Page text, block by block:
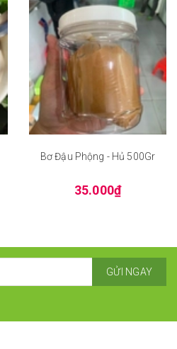
Bơ Đậu Phộng - Hủ 500Gr
35.000₫
GỬI NGAY